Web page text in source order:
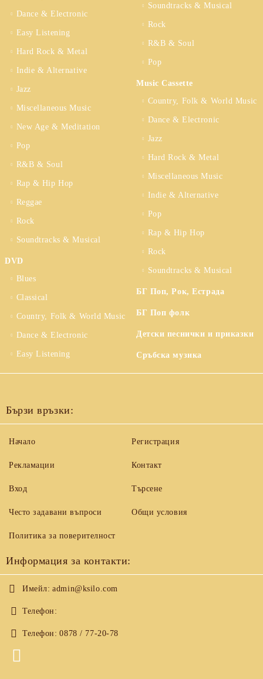
Dance & Electronic
Easy Listening
Hard Rock & Metal
Indie & Alternative
Jazz
Miscellaneous Music
New Age & Meditation
Pop
R&B & Soul
Rap & Hip Hop
Reggae
Rock
Soundtracks & Musical
DVD
Blues
Classical
Country, Folk & World Music
Dance & Electronic
Easy Listening
Soundtracks & Musical
Rock
R&B & Soul
Pop
Music Cassette
Country, Folk & World Music
Dance & Electronic
Jazz
Hard Rock & Metal
Miscellaneous Music
Indie & Alternative
Pop
Rap & Hip Hop
Rock
Soundtracks & Musical
БГ Поп, Рок, Естрада
БГ Поп фолк
Детски песнички и приказки
Сръбска музика
Бързи връзки:
Начало
Рекламации
Вход
Често задавани въпроси
Регистрация
Контакт
Търсене
Общи условия
Политика за поверителност
Информация за контакти:
Имейл: admin@ksilo.com
Телефон:
Телефон: 0878 / 77-20-78